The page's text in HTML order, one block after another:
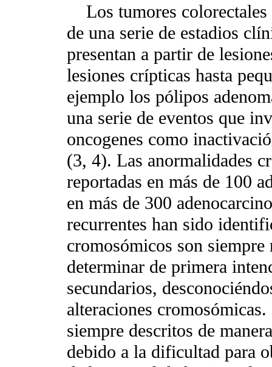
Los tumores colorectales
de una serie de estadios
presentan a partir de
lesiones crípticas hasta
ejemplo los pólipos
una serie de eventos que
oncogenes como
(3, 4). Las anormalidades
reportadas en más de 100
en más de 300
recurrentes han sido
cromosómicos son
determinar de primera
secundarios,
alteraciones
siempre descritos de
debido a la dificultad para